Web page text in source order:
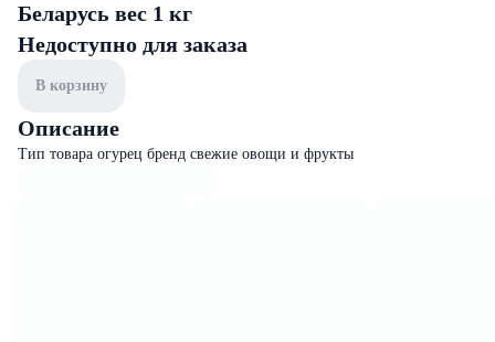
Беларусь вес 1 кг
Недоступно для заказа
В корзину
Описание
Тип товара огурец бренд свежие овощи и фрукты